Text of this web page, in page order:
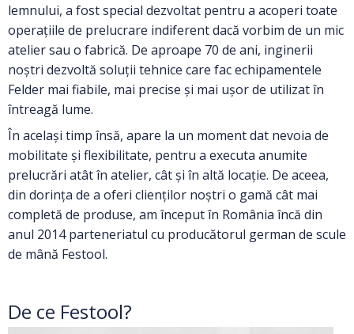
lemnului, a fost special dezvoltat pentru a acoperi toate
operațiile de prelucrare indiferent dacă vorbim de un mic
atelier sau o fabrică. De aproape 70 de ani, inginerii
noștri dezvoltă soluții tehnice care fac echipamentele
Felder mai fiabile, mai precise și mai ușor de utilizat în
întreagă lume.
În același timp însă, apare la un moment dat nevoia de
mobilitate și flexibilitate, pentru a executa anumite
prelucrări atât în atelier, cât și în altă locație. De aceea,
din dorința de a oferi clienților noștri o gamă cât mai
completă de produse, am început în România încă din
anul 2014 parteneriatul cu producătorul german de scule
de mână Festool.
De ce Festool?